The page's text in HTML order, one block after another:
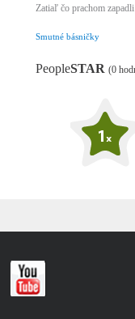
Zatiaľ čo prachom zapadli
Smutné básničky
PeopleSTAR (0